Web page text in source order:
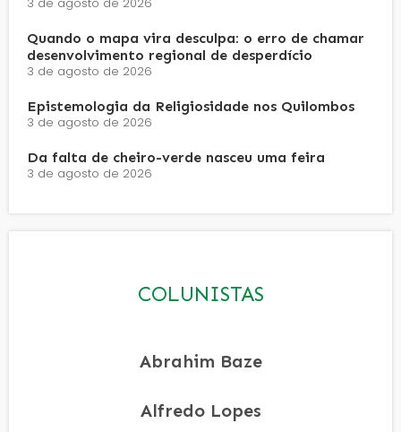
Quando o mapa vira desculpa: o erro de chamar
desenvolvimento regional de desperdício
3 de agosto de 2026
Epistemologia da Religiosidade nos Quilombos
3 de agosto de 2026
Da falta de cheiro-verde nasceu uma feira
3 de agosto de 2026
COLUNISTAS
Abrahim Baze
Alfredo Lopes